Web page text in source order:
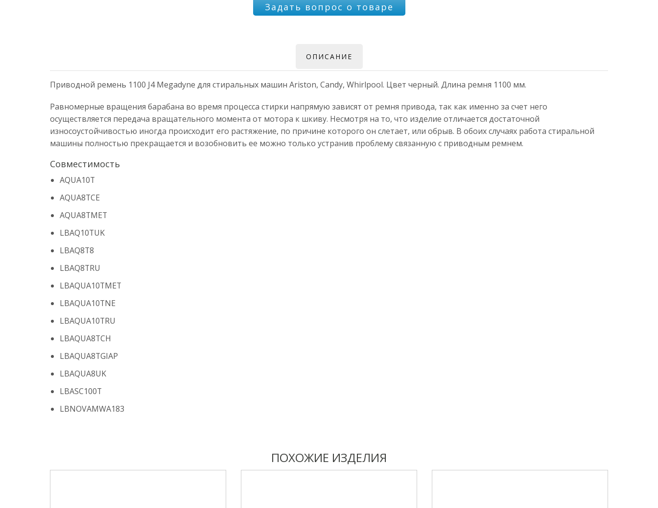
Задать вопрос о товаре
ОПИСАНИЕ
Приводной ремень 1100 J4 Megadyne для стиральных машин Ariston, Candy, Whirlpool. Цвет черный. Длина ремня 1100 мм.
Равномерные вращения барабана во время процесса стирки напрямую зависят от ремня привода, так как именно за счет него
осуществляется передача вращательного момента от мотора к шкиву. Несмотря на то, что изделие отличается достаточной
износоустойчивостью иногда происходит его растяжение, по причине которого он слетает, или обрыв. В обоих случаях работа стиральной
машины полностью прекращается и возобновить ее можно только устранив проблему связанную с приводным ремнем.
Совместимость
AQUA10T
AQUA8TCE
AQUA8TMET
LBAQ10TUK
LBAQ8T8
LBAQ8TRU
LBAQUA10TMET
LBAQUA10TNE
LBAQUA10TRU
LBAQUA8TCH
LBAQUA8TGIAP
LBAQUA8UK
LBASC100T
LBNOVAMWA183
ПОХОЖИЕ ИЗДЕЛИЯ